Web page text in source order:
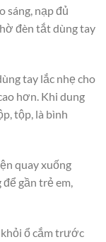
sáng, nạp đủ
đèn tắt dùng tay
tay lắc nhẹ cho
hơn. Khi dung
tộp, là bình
quay xuống
gần trẻ em,
ổ cắm trước